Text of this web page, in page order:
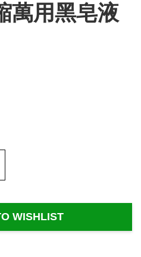
萬用黑皂液
WISHLIST